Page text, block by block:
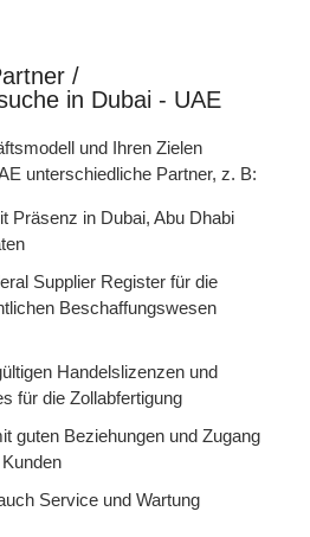
/
in Dubai - UAE
und Ihren Zielen
unterschiedliche Partner, z. B:
Präsenz in Dubai, Abu Dhabi
Supplier Register für die
Beschaffungswesen
Handelslizenzen und
für die Zollabfertigung
guten Beziehungen und Zugang
Service und Wartung